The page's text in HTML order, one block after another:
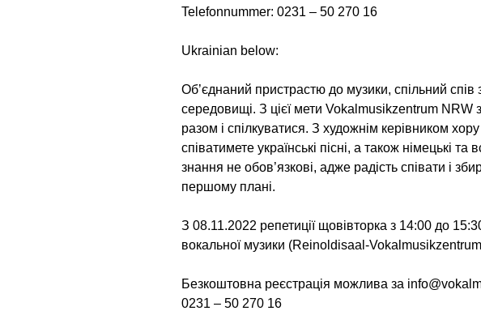
Telefonnummer: 0231 – 50 270 16
Ukrainian below:
Об’єднаний пристрастю до музики, спільний спів
середовищі. З цієї мети Vokalmusikzentrum NRW
разом і спілкуватися. З художнім керівником
співатимете українські пісні, а також німецькі
знання не обов’язкові, адже радість співати і
першому плані.
З 08.11.2022 репетиції щовівторка з 14:00 до
вокальної музики (Reinoldisaal-
Безкоштовна реєстрація можлива за
0231 – 50 270 16